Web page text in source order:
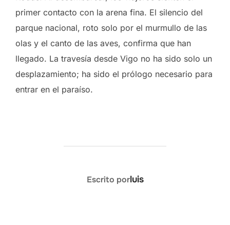
primer contacto con la arena fina. El silencio del
parque nacional, roto solo por el murmullo de las
olas y el canto de las aves, confirma que han
llegado. La travesía desde Vigo no ha sido solo un
desplazamiento; ha sido el prólogo necesario para
entrar en el paraíso.
AUTOR DE LA ENTRADA
Escrito porluis